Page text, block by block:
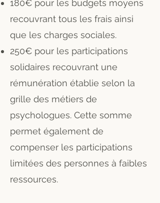
180€ pour les budgets moyens
recouvrant tous les frais ainsi
que les charges sociales.
250€ pour les participations
solidaires recouvrant une
rémunération établie selon la
grille des métiers de
psychologues. Cette somme
permet également de
compenser les participations
limitées des personnes à faibles
ressources.